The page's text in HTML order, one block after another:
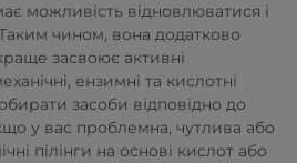
можливість відновлюватися і
чином, вона додатково
засвоює активні
ензимні та кислотні
засоби відповідно до
у вас проблемна, чутлива або
пілінги на основі кислот або